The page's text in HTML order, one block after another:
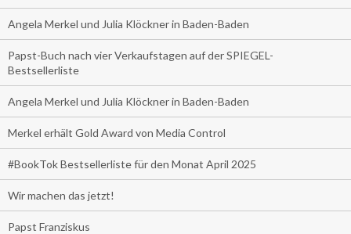
Angela Merkel und Julia Klöckner in Baden-Baden
Papst-Buch nach vier Verkaufstagen auf der SPIEGEL-
Bestsellerliste
Angela Merkel und Julia Klöckner in Baden-Baden
Merkel erhält Gold Award von Media Control
#BookTok Bestsellerliste für den Monat April 2025
Wir machen das jetzt!
Papst Franziskus